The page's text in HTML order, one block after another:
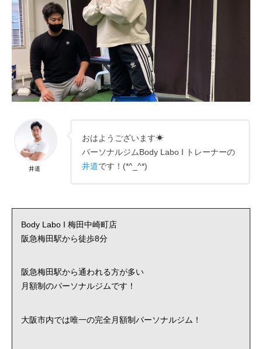
井道
おはようございます☀
パーソナルジムBody Labo I トレーナーの
井道です！(*^_^*)
Body Labo I 梅田中崎町店
阪急梅田駅から徒歩8分
阪急梅田駅から通われる方が多い
月額制のパーソナルジムです！
大阪市内では唯一の完全月額制パーソナルジム！